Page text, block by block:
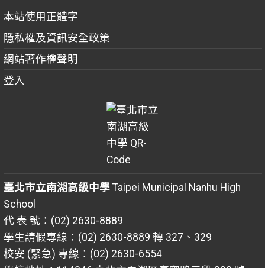
本站使用正體字
隱私權及資訊安全政策
網站著作權聲明
登入
臺北市立南湖高級中學Taipei Municipal Nanhu High
School
代 表 號：(02) 2630-8889
學生請假專線：(02) 2630-8889 轉 327、329
校安 (緊急) 專線：(02) 2630-6554